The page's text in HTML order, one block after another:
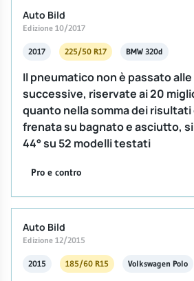
Auto Bild
Edizione 10/2017
2017 225/50 R17 BMW 320d
Il pneumatico non è passato
successive, riservate ai 20
quanto nella somma dei
frenata su bagnato e asciutto,
44° su 52 modelli testati
Pro e contro
Auto Bild
Edizione 12/2015
2015 185/60 R15 Volkswagen Polo